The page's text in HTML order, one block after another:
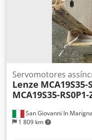
San Giovanni In
1 809 km
Servomotores
Lenze MCA19S35-
MCA19S35-RS0P1-